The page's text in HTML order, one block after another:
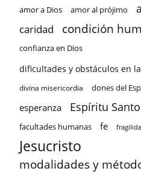
amor a Dios amor al prójimo
caridad condición
confianza en Dios
dificultades y obstáculos en
divina misericordia dones del
esperanza Espíritu Santo
facultades humanas fe
Jesucristo
modalidades y